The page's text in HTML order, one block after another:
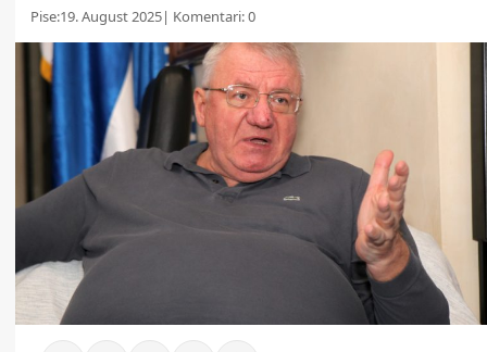
Pise:19. August 2025| Komentari:0